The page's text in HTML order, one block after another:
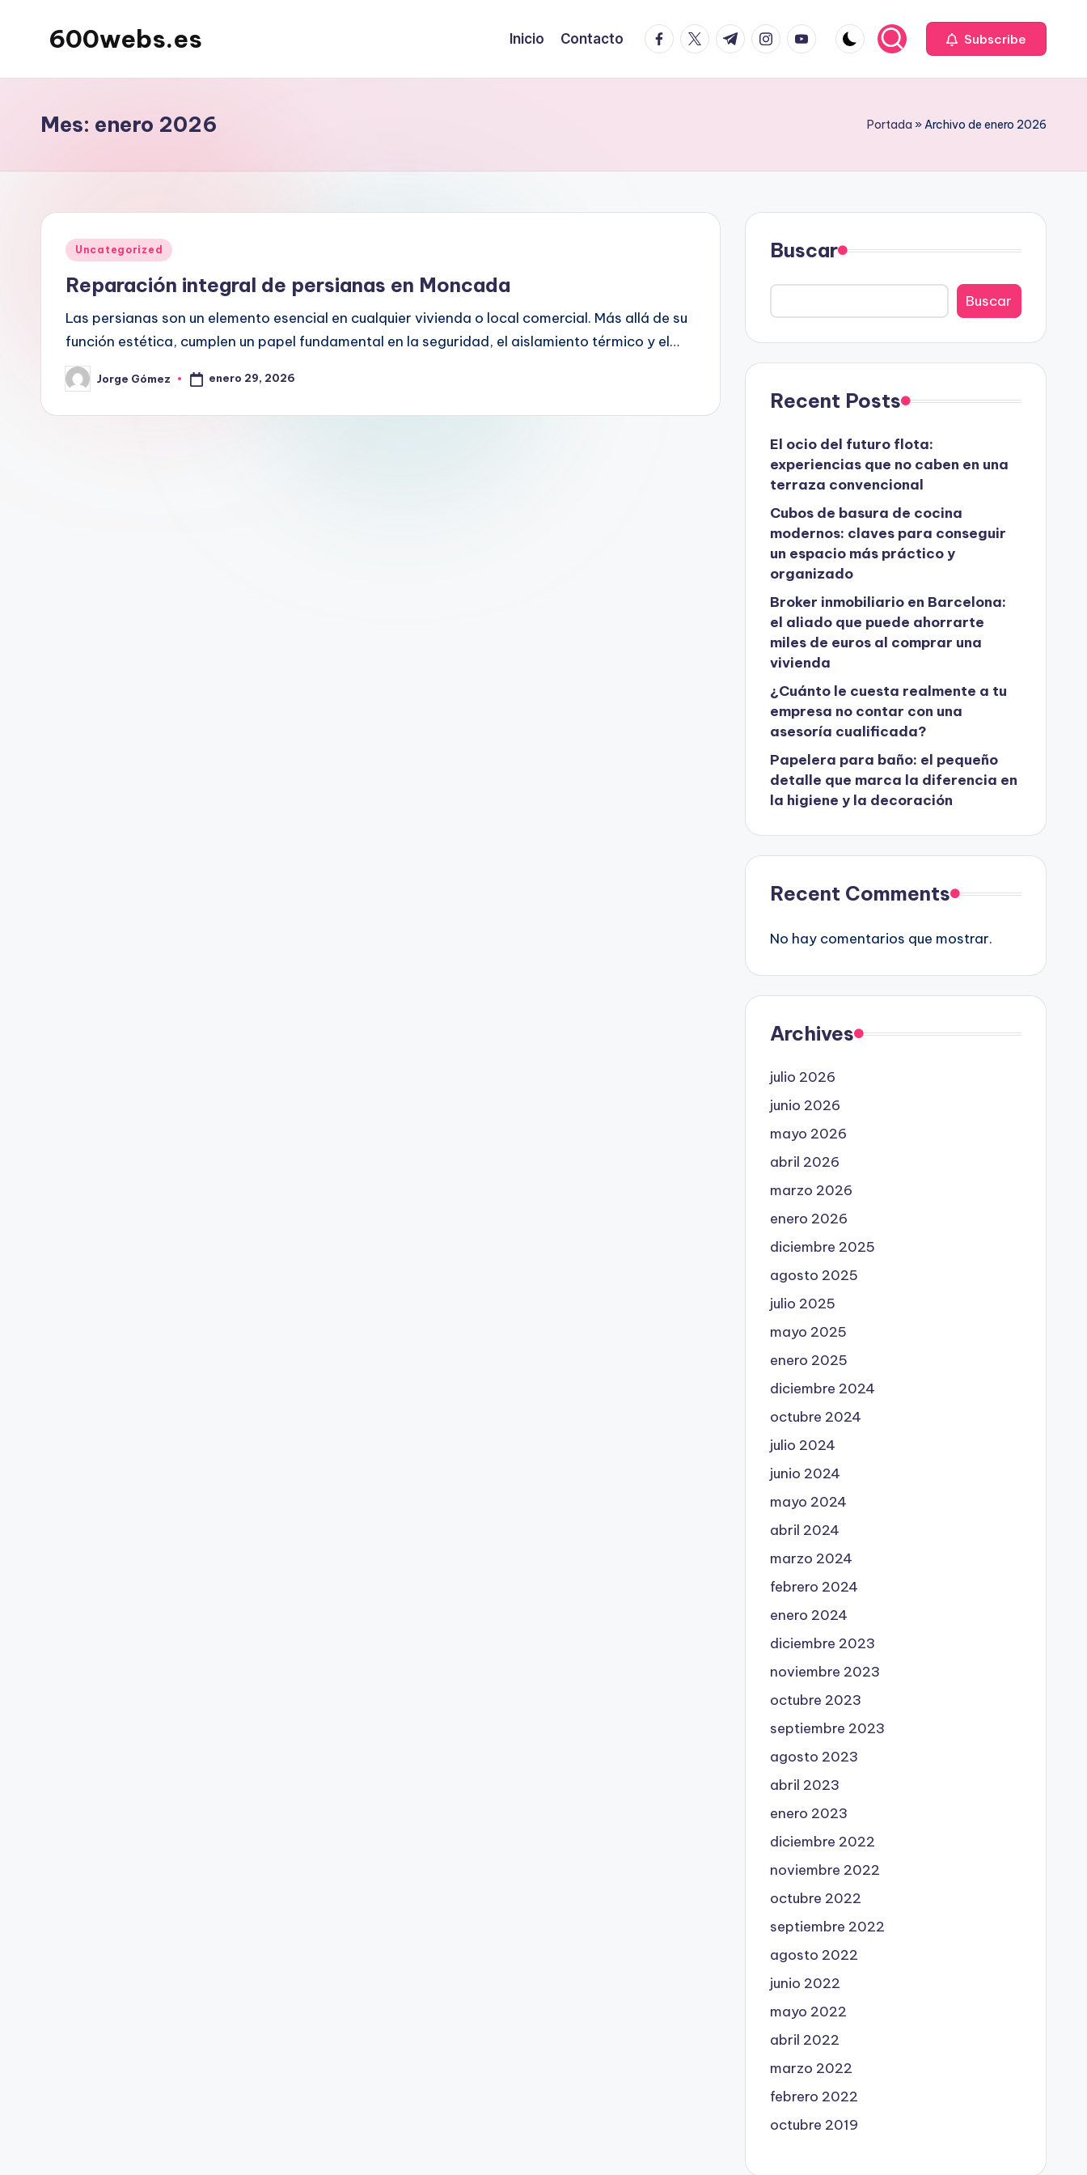
600webs.es Inicio Contacto facebook.com
twitter.com
t.me instagram.com
youtube.com Subscribe
Mes: enero 2026 Portada »Archivo de enero 2026
Publicado
Uncategorized
Reparación integral de persianas en Moncada
Las persianas son un elemento esencial en cualquier vivienda o local comercial. Más allá de su
función estética, cumplen un papel fundamental en la seguridad, el aislamiento térmico y el…
Publicado
por
Jorge Gómez enero 29, 2026
Buscar
Buscar
Recent Posts
El ocio del futuro flota:
experiencias que no caben en una
terraza convencional
Cubos de basura de cocina
modernos: claves para conseguir
un espacio más práctico y
organizado
Broker inmobiliario en Barcelona:
el aliado que puede ahorrarte
miles de euros al comprar una
vivienda
¿Cuánto le cuesta realmente a tu
empresa no contar con una
asesoría cualificada?
Papelera para baño: el pequeño
detalle que marca la diferencia en
la higiene y la decoración
Recent Comments
No hay comentarios que mostrar.
Archives
julio 2026
junio 2026
mayo 2026
abril 2026
marzo 2026
enero 2026
diciembre 2025
agosto 2025
julio 2025
mayo 2025
enero 2025
diciembre 2024
octubre 2024
julio 2024
junio 2024
mayo 2024
abril 2024
marzo 2024
febrero 2024
enero 2024
diciembre 2023
noviembre 2023
octubre 2023
septiembre 2023
agosto 2023
abril 2023
enero 2023
diciembre 2022
noviembre 2022
octubre 2022
septiembre 2022
agosto 2022
junio 2022
mayo 2022
abril 2022
marzo 2022
febrero 2022
octubre 2019